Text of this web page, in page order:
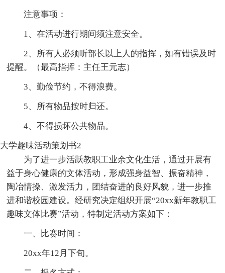
注意事项：
1、在活动进行期间须注意安全。
2、所有人必须听部长以上人的指挥，如有错误及时
提醒。（最高指挥：主任王元志）
3、勤俭节约，不得浪费。
5、所有物品按时归还。
4、不得损坏公共物品。
大学趣味活动策划书2
为了进一步活跃教职工业余文化生活，通过开展有
益于身心健康的文体活动，形成强身益智、振奋精神，
陶冶情操、激发活力，团结奋进的良好风貌，进一步推
进和谐校园建设。经研究决定组织开展“20xx新年教职工
趣味文体比赛”活动，特制定活动方案如下：
一、比赛时间：
20xx年12月下旬。